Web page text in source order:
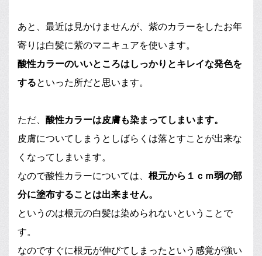
あと、最近は見かけませんが、紫のカラーをしたお年
寄りは白髪に紫のマニキュアを使います。
酸性カラーのいいところはしっかりとキレイな発色を
するといった所だと思います。
ただ、 酸性カラーは皮膚も染まってしまいます。
皮膚についてしまうとしばらくは落とすことが出来な
くなってしまいます。
なので酸性カラーについては、 根元から１ｃｍ弱の部
分に塗布することは出来ません。
というのは根元の白髪は染められないということで
す。
なのですぐに根元が伸びてしまったという感覚が強い